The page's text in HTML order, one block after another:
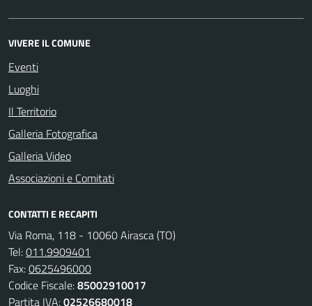
VIVERE IL COMUNE
Eventi
Luoghi
Il Territorio
Galleria Fotografica
Galleria Video
Associazioni e Comitati
CONTATTI E RECAPITI
Via Roma, 118 - 10060 Airasca (TO)
Tel:011.9909401
Fax:0625496000
Codice Fiscale:85002910017
Partita IVA:02526680018